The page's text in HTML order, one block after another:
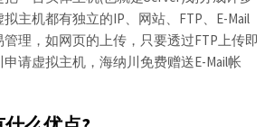
主机都有独立的IP、网站、FTP、E-Mail
理，如网页的上传，只要透过FTP上传即
请虚拟主机，海纳川免费赠送E-Mail帐